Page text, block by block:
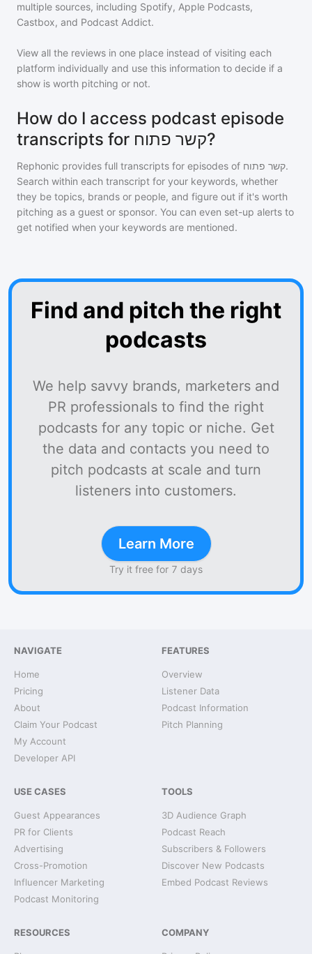
multiple sources, including Spotify, Apple Podcasts,
Castbox, and Podcast Addict.
View all the reviews in one place instead of visiting each
platform individually and use this information to decide if a
show is worth pitching or not.
How do I access podcast episode
transcripts for קשר פתוח?
Rephonic provides full transcripts for episodes of קשר פתוח.
Search within each transcript for your keywords, whether
they be topics, brands or people, and figure out if it's worth
pitching as a guest or sponsor. You can even set-up alerts to
get notified when your keywords are mentioned.
Find and pitch the right
podcasts
We help savvy brands, marketers and
PR professionals to find the right
podcasts for any topic or niche. Get
the data and contacts you need to
pitch podcasts at scale and turn
listeners into customers.
Learn More
Try it free for 7 days
NAVIGATE
Home
Pricing
About
Claim Your Podcast
My Account
Developer API
FEATURES
Overview
Listener Data
Podcast Information
Pitch Planning
USE CASES
Guest Appearances
PR for Clients
Advertising
Cross-Promotion
Influencer Marketing
Podcast Monitoring
TOOLS
3D Audience Graph
Podcast Reach
Subscribers & Followers
Discover New Podcasts
Embed Podcast Reviews
RESOURCES COMPANY